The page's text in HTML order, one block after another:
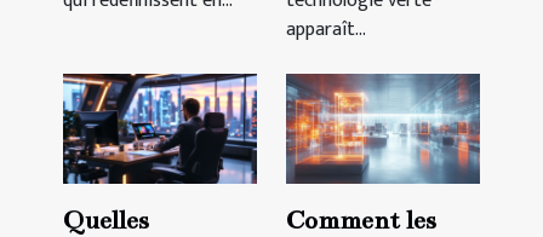
apparaît...
Quelles
Comment les